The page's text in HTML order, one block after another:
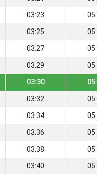
03:23
03:25
03:27
03:29
03:30
03:32
03:34
03:36
03:38
03:40